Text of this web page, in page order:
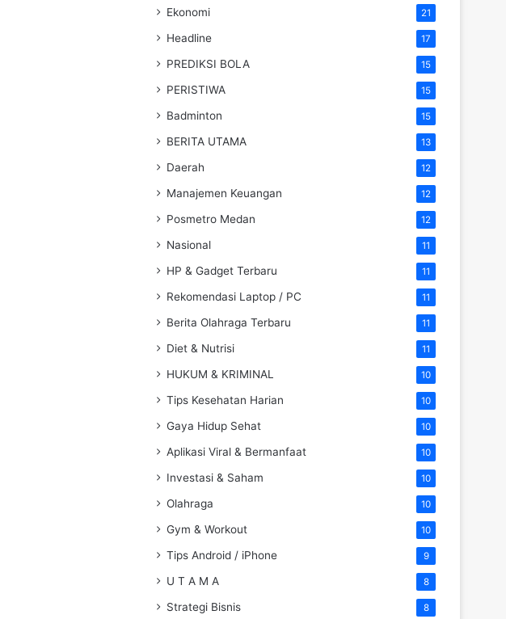
Ekonomi 21
Headline 17
PREDIKSI BOLA 15
PERISTIWA 15
Badminton 15
BERITA UTAMA 13
Daerah 12
Manajemen Keuangan 12
Posmetro Medan 12
Nasional 11
HP & Gadget Terbaru 11
Rekomendasi Laptop / PC 11
Berita Olahraga Terbaru 11
Diet & Nutrisi 11
HUKUM & KRIMINAL 10
Tips Kesehatan Harian 10
Gaya Hidup Sehat 10
Aplikasi Viral & Bermanfaat 10
Investasi & Saham 10
Olahraga 10
Gym & Workout 10
Tips Android / iPhone 9
U T A M A 8
Strategi Bisnis 8